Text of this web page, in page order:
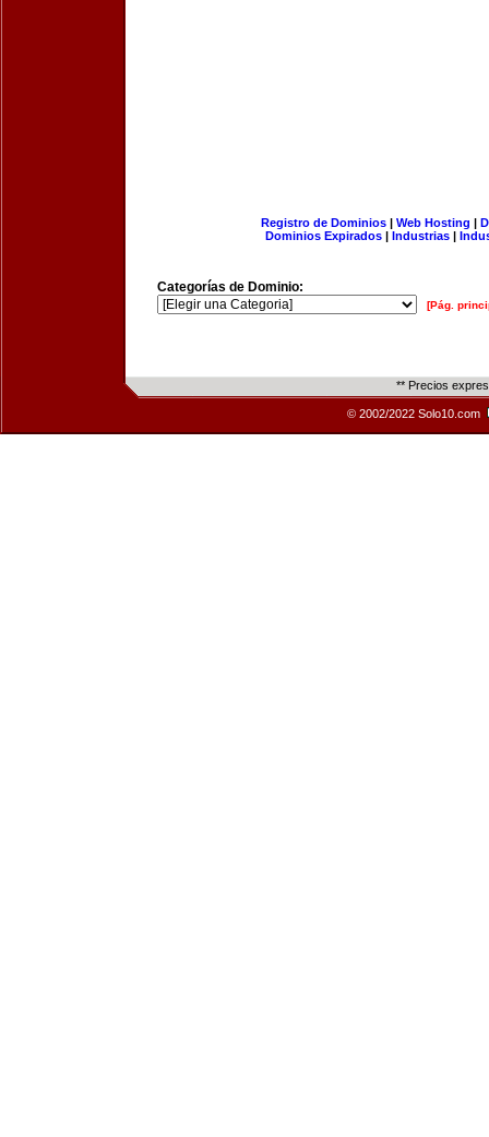
Registro de Dominios| Web Hosting |
Dominios Expirados | Industrias |
Categorías de Dominio:
[Pág.
** Precios
© 2002/2022 Solo10.com